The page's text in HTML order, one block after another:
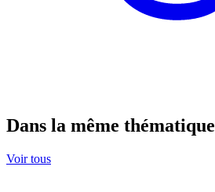
Dans la même thématique
Voir tous